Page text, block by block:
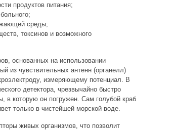
продуктов питания;
среды;
токсинов и возможного
основанных на использовании
из чувствительных антенн (органелл)
измеряющему потенциал. В
детектора, чрезвычайно быстро
в которую он погружен. Сам голубой краб
только в чистейшей морской воде.
живых организмов, что позволит